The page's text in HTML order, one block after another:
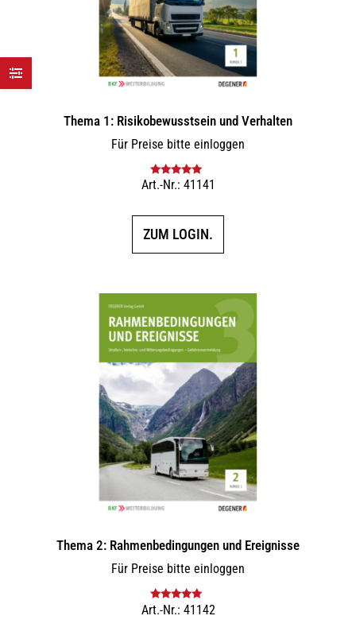
Thema 1: Risikobewusstsein und Verhalten
Für Preise bitte einloggen
Bewertet mit
Art.-Nr.: 41141
ZUM LOGIN.
Thema 2: Rahmenbedingungen und Ereignisse
Für Preise bitte einloggen
Bewertet mit
Art.-Nr.: 41142